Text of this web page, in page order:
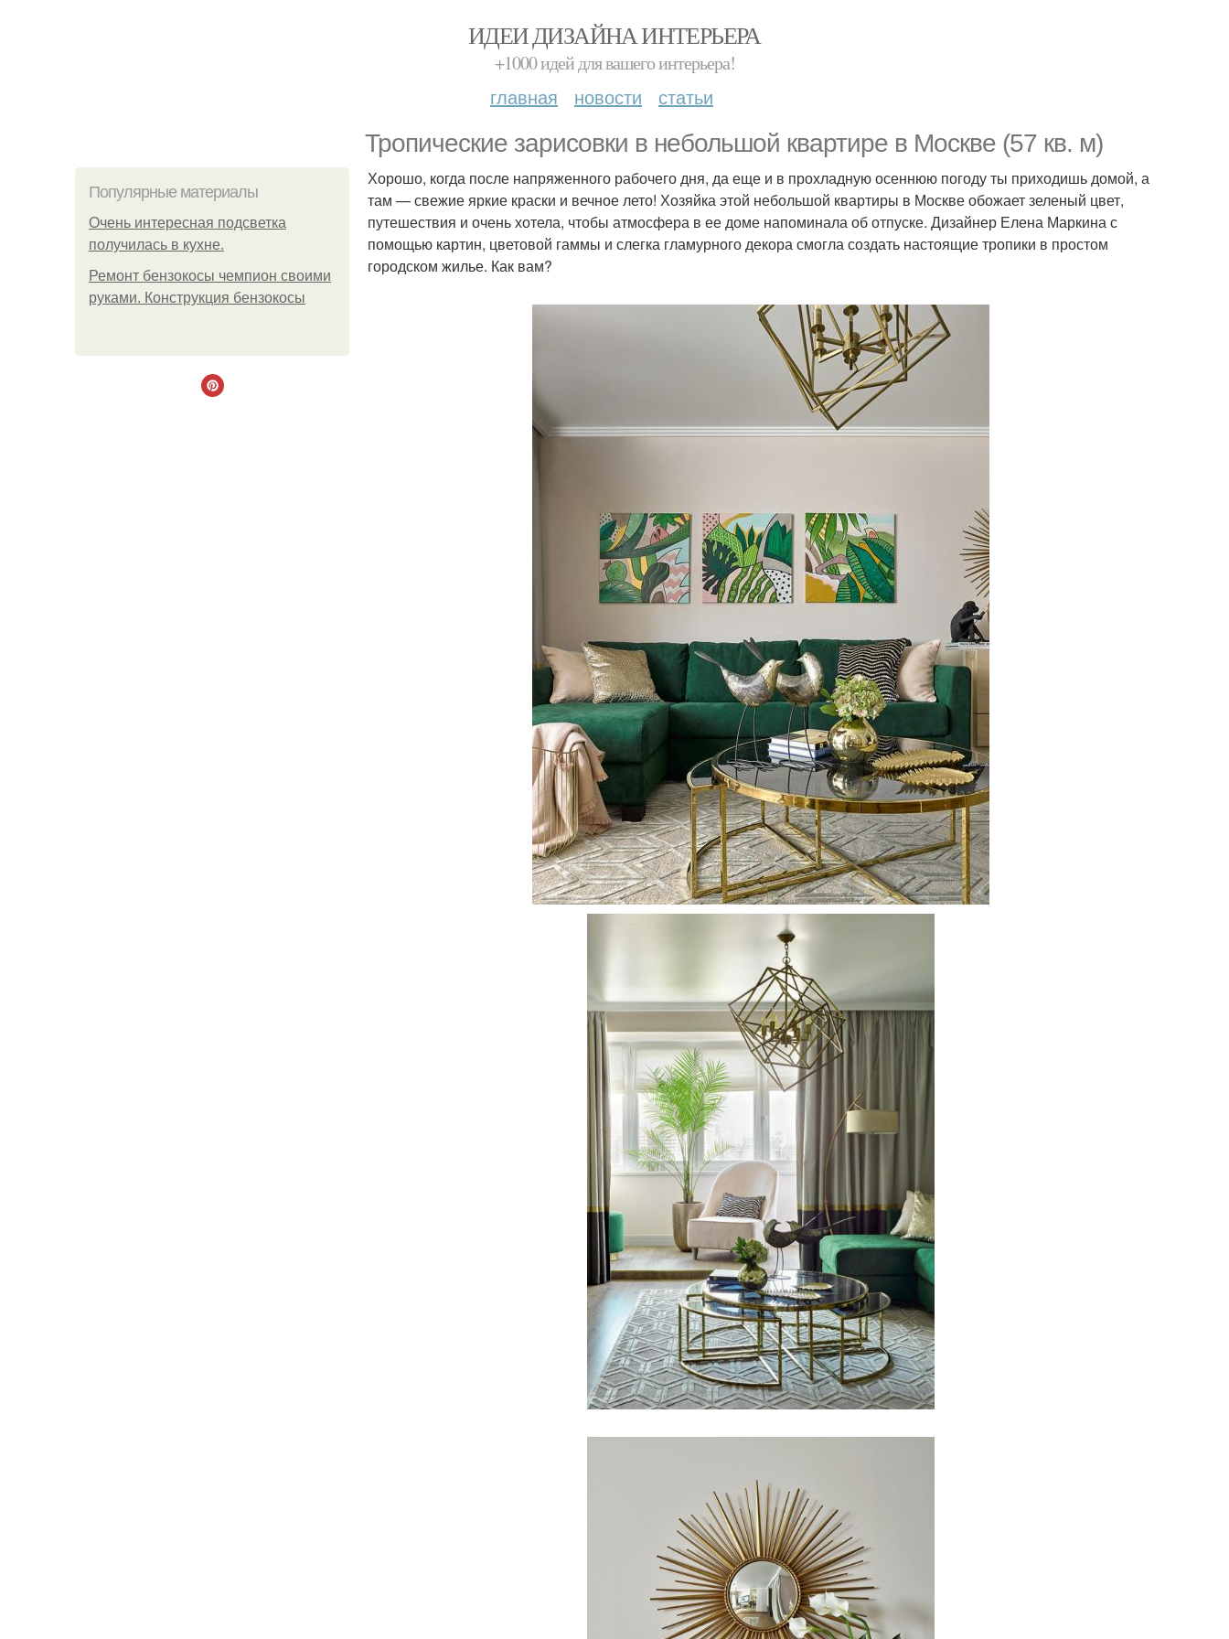
ИДЕИ ДИЗАЙНА ИНТЕРЬЕРА
+1000 идей для вашего интерьера!
главная новости статьи
Тропические зарисовки в небольшой квартире в Москве (57 кв. м)
Популярные материалы
Очень интересная подсветка
получилась в кухне.
Ремонт бензокосы чемпион своими
руками. Конструкция бензокосы
Хорошо, когда после напряженного рабочего дня, да еще и в прохладную осеннюю погоду ты приходишь домой, а
там — свежие яркие краски и вечное лето! Хозяйка этой небольшой квартиры в Москве обожает зеленый цвет,
путешествия и очень хотела, чтобы атмосфера в ее доме напоминала об отпуске. Дизайнер Елена Маркина с
помощью картин, цветовой гаммы и слегка гламурного декора смогла создать настоящие тропики в простом
городском жилье. Как вам?